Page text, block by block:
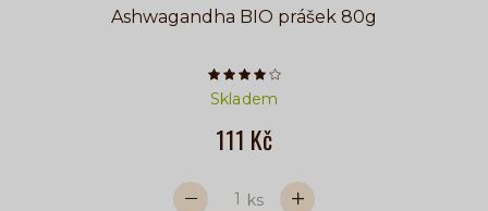
Ashwagandha BIO prášek 80g
Počet hvězdiček je 4 z 5
Skladem
111 Kč
ks